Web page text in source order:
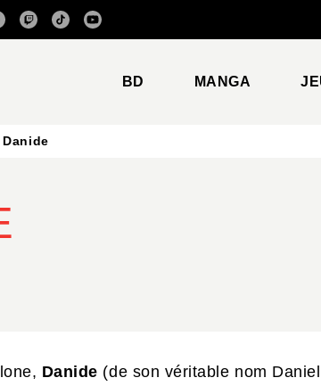
CONTENU
BD MANGA
Danide
Danide (de son véritable nom